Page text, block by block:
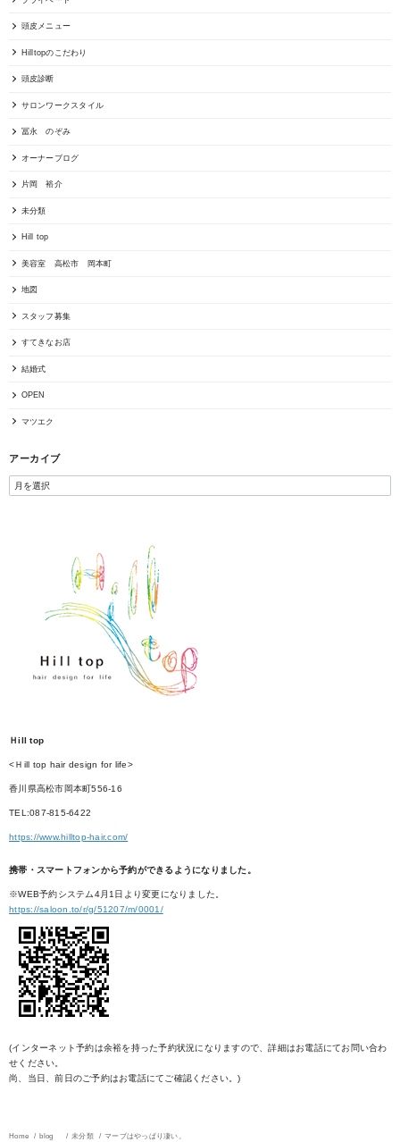
頭皮メニュー
Hilltopのこだわり
頭皮診断
サロンワークスタイル
冨永 のぞみ
オーナーブログ
片岡 裕介
未分類
Hill top
美容室 高松市 岡本町
地図
スタッフ募集
すてきなお店
結婚式
OPEN
マツエク
アーカイブ
Ｈill top
<Ｈill top hair design for life>
香川県高松市岡本町556-16
TEL:087-815-6422
https://www.hilltop-hair.com/
携帯・スマートフォンから予約ができるようになりました。
※WEB予約システム4月1日より変更になりました。
https://saloon.to/r/g/51207/m/0001/
(インターネット予約は余裕を持った予約状況になりますので、詳細はお電話にてお問い合わ
せください。
尚、当日、前日のご予約はお電話にてご確認ください。)
Home blog 未分類 マーブはやっぱり凄い。